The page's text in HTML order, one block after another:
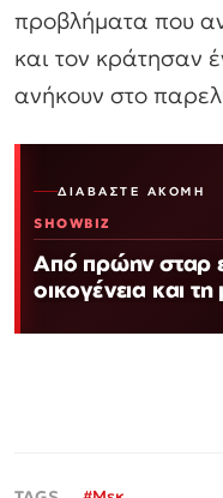
προβλήματα που
και τον κράτησαν
ανήκουν στο
ΔΙΑΒΆΣΤΕ ΑΚΌΜΗ
SHOWBIZ
Από πρώην σταρ
οικογένεια και